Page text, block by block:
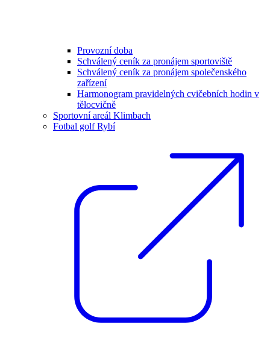
Provozní doba
Schválený ceník za pronájem sportoviště
Schválený ceník za pronájem společenského
zařízení
Harmonogram pravidelných cvičebních hodin v
tělocvičně
Sportovní areál Klimbach
Fotbal golf Rybí